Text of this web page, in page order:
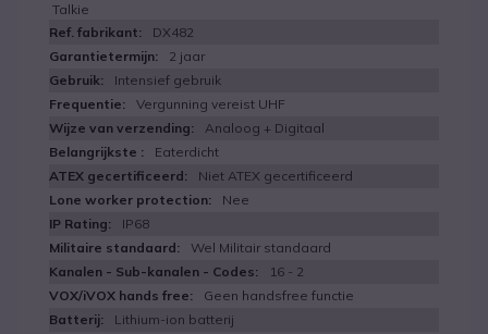
Talkie
DX482
2 jaar
Intensief gebruik
Vergunning vereist UHF
Analoog + Digitaal
Eaterdicht
Niet ATEX gecertificeerd
Nee
IP68
Wel Militair standaard
16 - 2
Geen handsfree functie
Lithium-ion batterij